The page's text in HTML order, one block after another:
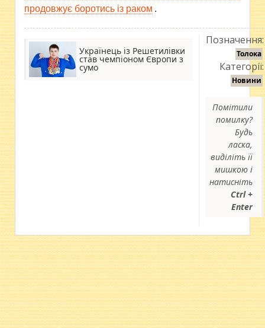
продовжує боротись із раком .
Українець із Решетилівки
став чемпіоном Європи з
сумо
Позначення:
Толока
Категорії:
Новини
Помітили
помилку?
Будь
ласка,
виділіть її
мишкою і
натисніть
Ctrl +
Enter